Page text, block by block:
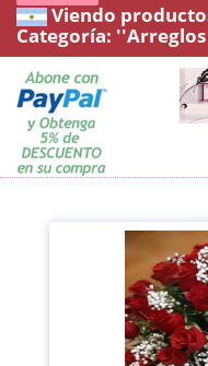
Viendo
Categoría: